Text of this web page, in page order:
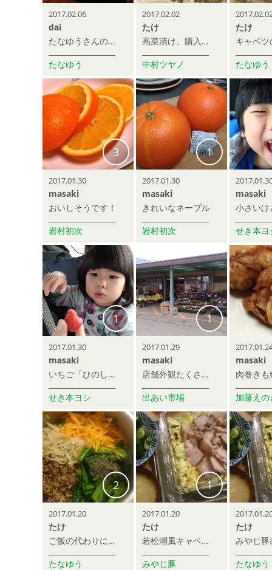
2017.02.06
dai
たなゆうさんのキャベツ。江崎酢さんの酢だれと共に
たなゆう
2017.02.02
たけ
高菜漬け、購入したものをあさみが炒める。めっちゃうまかったらしい。自分はまだ食べてない。。
中村ツヤノ
たけ
たなゆう
3
2017.01.30
masaki
おいしそうです！
岩村初次
1
2017.01.30
masaki
きれいなネーブル
岩村初次
masaki
せき本ヨ
1
2017.01.30
masaki
いちご「ひのしずく」を要求する少女の図
せき本ヨシ
1
2017.01.29
masaki
店舗外観たくさん買ってすぐ出てくる人が多いので、地元の人で混んでる印象。
出あい市場
masaki
加藤えの
2
2017.01.20
たけ
ご飯の代わりに若松潮風キャベツのビビンバ。これ、かなりイケる！！ご飯なくても大満足。
たなゆう
1
2017.01.20
たけ
若松潮風キャベツとのコラボ！
みやじ豚
たけ
たなゆう